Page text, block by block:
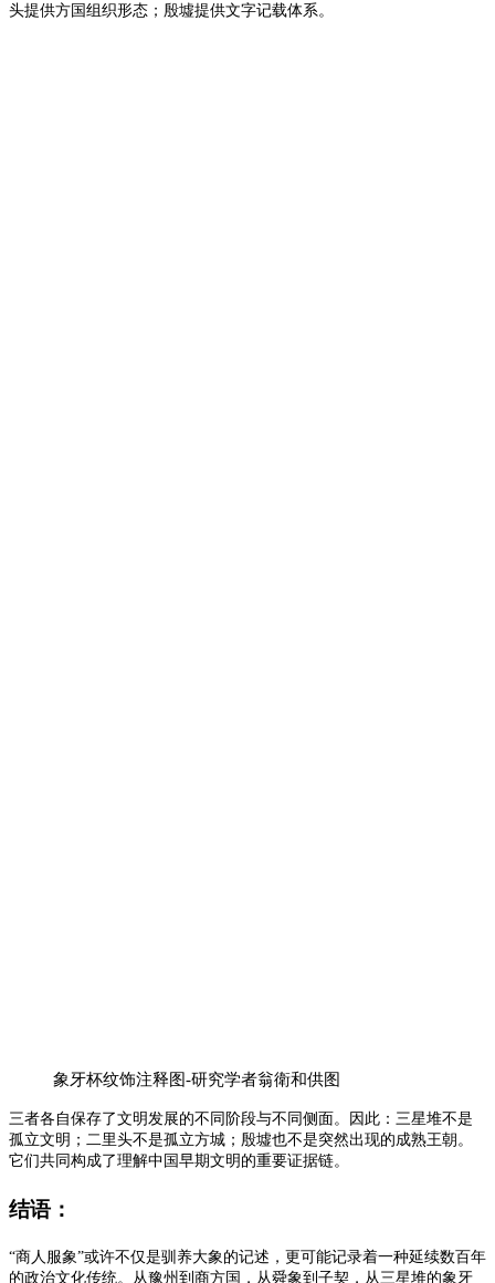
头提供方国组织形态； 殷墟提供文字记载体系。
象牙杯纹饰注释图-研究学者翁衛和供图
三者各自保存了文明发展的不同阶段与不同侧面。
因此：三星堆不是
孤立文明；二里头不是孤立方城；殷墟也不是突然出现的成熟王朝。
它们共同构成了理解中国早期文明的重要证据链。
结语：
“商人服象”或许不仅是驯养大象的记述，更可能记录着一种延续数百年
的政治文化传统。从豫州到商方国，从舜象到子契，从三星堆的象牙